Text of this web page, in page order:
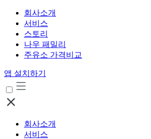
회사소개
서비스
스토리
나우 패밀리
주유소 가격비교
앱 설치하기
회사소개
서비스